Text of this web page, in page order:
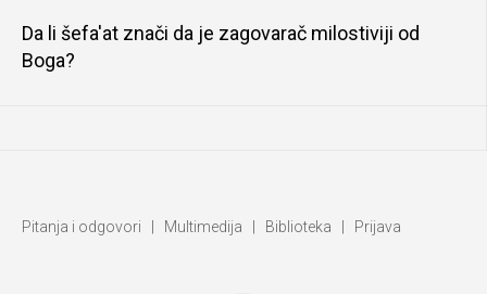
Da li šefa'at znači da je zagovarač milostiviji od
Boga?
Pitanja i odgovori Multimedija Biblioteka Prijava